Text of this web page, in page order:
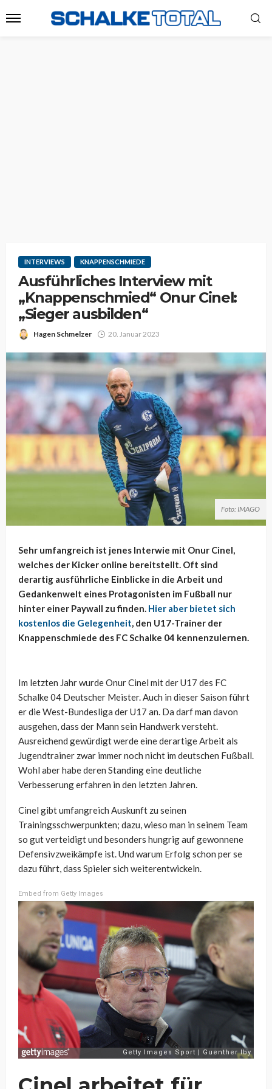
INTERVIEWS KNAPPENSCHMIEDE
Ausführliches Interview mit
„Knappenschmied“ Onur Cinel:
„Sieger ausbilden“
Hagen Schmelzer 20. Januar 2023
Foto: IMAGO
Sehr umfangreich ist jenes Interwie mit Onur Cinel,
welches der Kicker online bereitstellt. Oft sind
derartig ausführliche Einblicke in die Arbeit und
Gedankenwelt eines Protagonisten im Fußball nur
hinter einer Paywall zu finden. Hier aber bietet sich
kostenlos die Gelegenheit, den U17-Trainer der
Knappenschmiede des FC Schalke 04 kennenzulernen.
Im letzten Jahr wurde Onur Cinel mit der U17 des FC
Schalke 04 Deutscher Meister. Auch in dieser Saison führt
er die West-Bundesliga der U17 an. Da darf man davon
ausgehen, dass der Mann sein Handwerk versteht.
Ausreichend gewürdigt werde eine derartige Arbeit als
Jugendtrainer zwar immer noch nicht im deutschen Fußball.
Wohl aber habe deren Standing eine deutliche
Verbesserung erfahren in den letzten Jahren.
Cinel gibt umfangreich Auskunft zu seinen
Trainingsschwerpunkten; dazu, wieso man in seinem Team
so gut verteidigt und besonders hungrig auf gewonnene
Defensivzweikämpfe ist. Und warum Erfolg schon per se
dazu führt, dass Spieler sich weiterentwickeln.
Embed from Getty Images